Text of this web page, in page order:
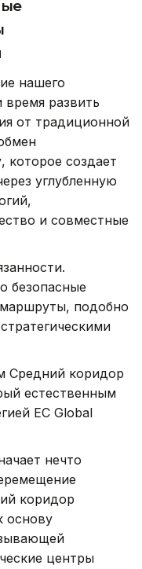
нашего
время развить
от традиционной
которое создает
углубленную
и совместные
безопасные
подобно
Средний коридор
естественным
ЕС Global
нечто
коридор
основу
центры